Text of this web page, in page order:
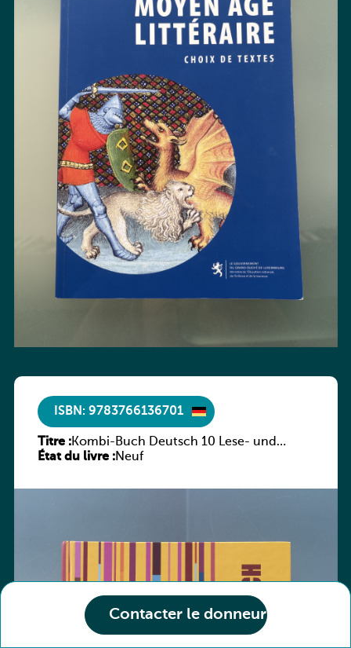
Contacter le donneur
ISBN: 9783766136701
Titre :Kombi-Buch Deutsch 10 Lese- und
Sprachbuch
État du livre :Neuf